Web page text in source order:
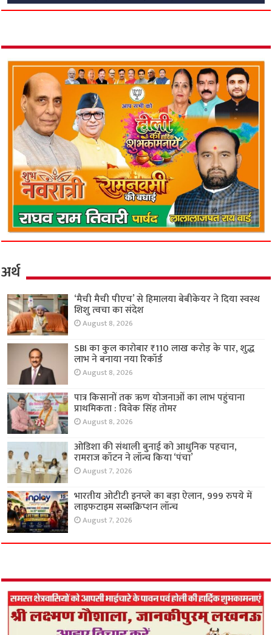
अर्थ
‘मैची मैची पीएच’ से हिमालया बेबीकेयर ने दिया स्वस्थ
शिशु त्वचा का संदेश
August 8, 2026
SBI का कुल कारोबार ₹110 लाख करोड़ के पार, शुद्ध
लाभ ने बनाया नया रिकॉर्ड
August 8, 2026
पात्र किसानों तक ऋण योजनाओं का लाभ पहुंचाना
प्राथमिकता : विवेक सिंह तोमर
August 8, 2026
ओडिशा की संथाली बुनाई को आधुनिक पहचान,
रामराज कॉटन ने लॉन्च किया ‘पंचा’
August 7, 2026
भारतीय ओटीटी इनप्ले का बड़ा ऐलान, 999 रुपये में
लाइफटाइम सब्सक्रिप्शन लॉन्च
August 7, 2026